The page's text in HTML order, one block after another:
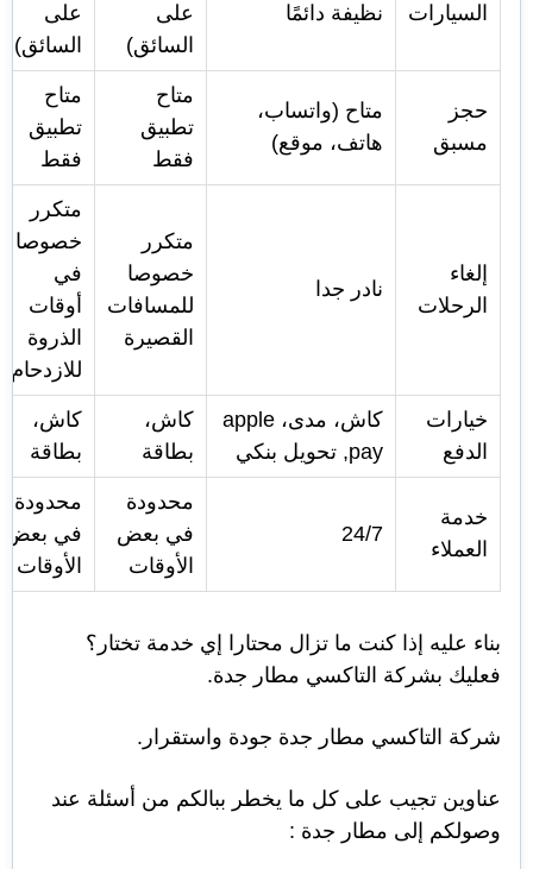
السيارات
نظيفة دائمًا
على
السائق)
على
السائق)
حجز
مسبق
متاح (واتساب،
هاتف، موقع)
متاح
تطبيق
فقط
متاح
تطبيق
فقط
إلغاء
الرحلات
نادر جدا
متكرر
خصوصا
للمسافات
القصيرة
متكرر
خصوصا
في
أوقات
الذروة
للازدحام
خيارات
الدفع
كاش، مدى، apple
pay, تحويل بنكي
كاش،
بطاقة
كاش،
بطاقة
خدمة
العملاء
24/7
محدودة
في بعض
الأوقات
محدودة
في بعض
الأوقات
بناء عليه إذا كنت ما تزال محتارا إي خدمة تختار؟
فعليك بشركة التاكسي مطار جدة.
شركة التاكسي مطار جدة جودة واستقرار.
عناوين تجيب على كل ما يخطر ببالكم من أسئلة عند
وصولكم إلى مطار جدة :